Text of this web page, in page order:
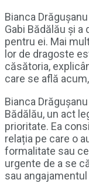
Bianca
Gabi Bădălău și
pentru ei. Mai
lor de dragoste
căsătoria,
care se află
Bianca
Bădălău, un act
prioritate. Ea
relația pe care o
formalitate sau
urgente de a se
sau